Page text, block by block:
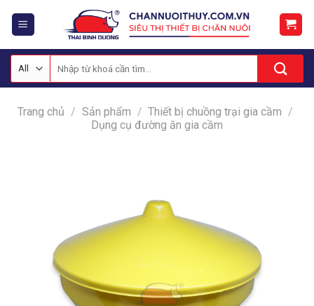
kiếm:
Trang chủ / Sản phẩm / Thiết bị chuồng trại gia cầm /
Dụng cụ đường ăn gia cầm